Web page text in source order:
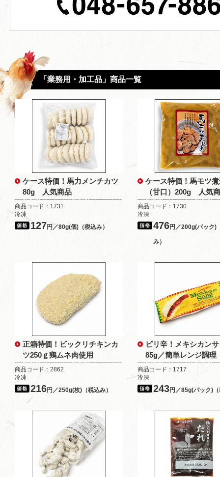
「業務用・加工品」商品一覧
ケース特価！馬力メンチカツ
80g 人気商品
商品コード：1731
冷凍
127円／80g(個)（税込み）
ケース特価！馬モツ
（甘口）200g 人気
商品コード：1730
冷凍
476円／200g(パック)
み）
正箱特価！ビックリチキンカ
ツ250ｇ鶏ムネ肉使用
商品コード：2862
冷凍
216円／250g(枚)（税込み）
ピリ辛！メキシカン
85g／簡単レンジ調理
商品コード：1717
冷凍
243円／85g(パック)